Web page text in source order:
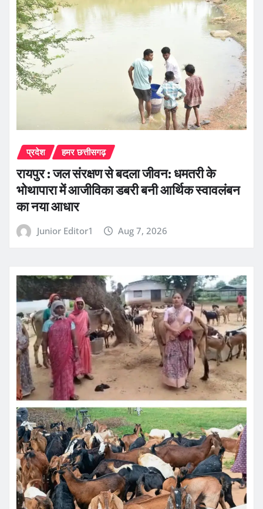
प्रदेश हमर छत्तीसगढ़
रायपुर : जल संरक्षण से बदला जीवन: धमतरी के
भोथापारा में आजीविका डबरी बनी आर्थिक स्वावलंबन
का नया आधार
Junior Editor1 Aug 7, 2026